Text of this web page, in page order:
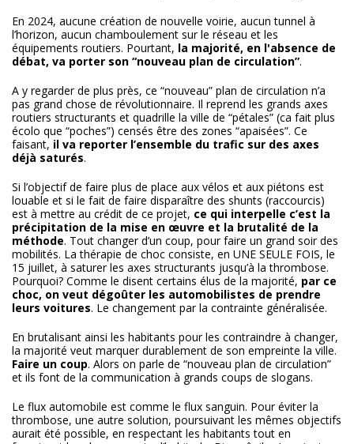
En 2024, aucune création de nouvelle voirie, aucun tunnel à
l’horizon, aucun chamboulement sur le réseau et les
équipements routiers. Pourtant, la majorité, en l'absence de
débat, va porter son “nouveau plan de circulation”.
A y regarder de plus près, ce “nouveau” plan de circulation n’a
pas grand chose de révolutionnaire. Il reprend les grands axes
routiers structurants et quadrille la ville de “pétales” (ca fait plus
écolo que “poches”) censés être des zones “apaisées”. Ce
faisant, il va reporter l’ensemble du trafic sur des axes
déjà saturés.
Si l’objectif de faire plus de place aux vélos et aux piétons est
louable et si le fait de faire disparaître des shunts (raccourcis)
est à mettre au crédit de ce projet, ce qui interpelle c’est la
précipitation de la mise en œuvre et la brutalité de la
méthode. Tout changer d’un coup, pour faire un grand soir des
mobilités. La thérapie de choc consiste, en UNE SEULE FOIS, le
15 juillet, à saturer les axes structurants jusqu’à la thrombose.
Pourquoi? Comme le disent certains élus de la majorité, par ce
choc, on veut dégoûter les automobilistes de prendre
leurs voitures. Le changement par la contrainte généralisée.
En brutalisant ainsi les habitants pour les contraindre à changer,
la majorité veut marquer durablement de son empreinte la ville.
Faire un coup. Alors on parle de “nouveau plan de circulation”
et ils font de la communication à grands coups de slogans.
Le flux automobile est comme le flux sanguin. Pour éviter la
thrombose, une autre solution, poursuivant les mêmes objectifs
aurait été possible, en respectant les habitants tout en